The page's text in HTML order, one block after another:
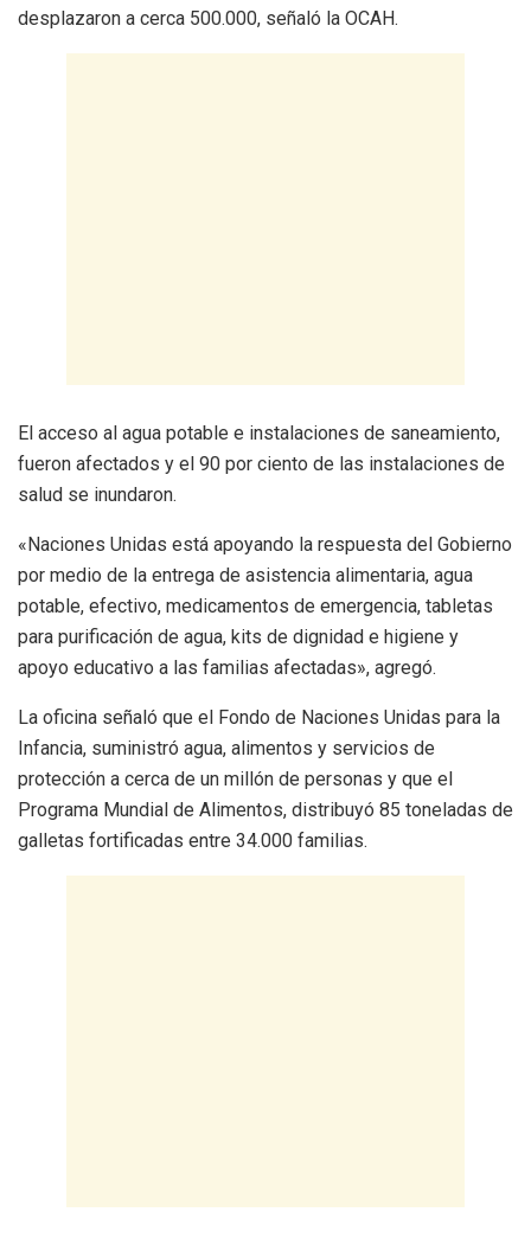
desplazaron a cerca 500.000, señaló la OCAH.
El acceso al agua potable e instalaciones de saneamiento,
fueron afectados y el 90 por ciento de las instalaciones de
salud se inundaron.
«Naciones Unidas está apoyando la respuesta del Gobierno
por medio de la entrega de asistencia alimentaria, agua
potable, efectivo, medicamentos de emergencia, tabletas
para purificación de agua, kits de dignidad e higiene y
apoyo educativo a las familias afectadas», agregó.
La oficina señaló que el Fondo de Naciones Unidas para la
Infancia, suministró agua, alimentos y servicios de
protección a cerca de un millón de personas y que el
Programa Mundial de Alimentos, distribuyó 85 toneladas de
galletas fortificadas entre 34.000 familias.